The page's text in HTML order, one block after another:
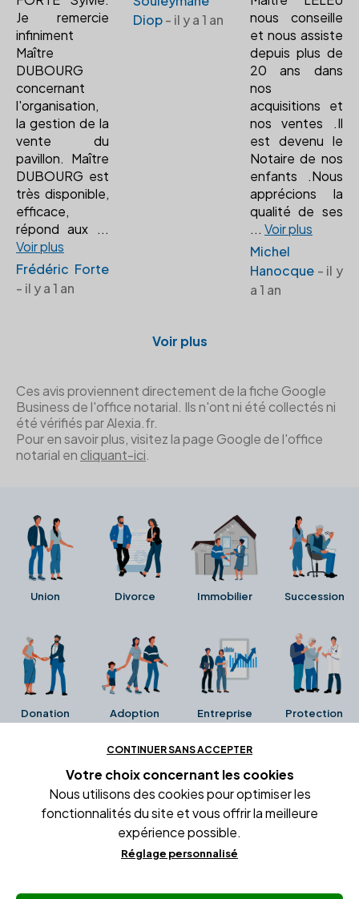
Je remercie
infiniment
Maître
DUBOURG
concernant
l'organisation,
la gestion de la
vente du
pavillon. Maître
DUBOURG est
très disponible,
efficace,
répond aux ...
Voir plus
Frédéric Forte
- il y a 1 an
Diop- il y a 1 an
nous conseille
et nous assiste
depuis plus de
20 ans dans
nos
acquisitions et
nos ventes .Il
est devenu le
Notaire de nos
enfants .Nous
apprécions la
qualité de ses
... Voir plus
Michel
Hanocque - il y
a 1 an
Voir plus
Ces avis proviennent directement de la fiche Google
Business de l'office notarial. Ils n'ont ni été collectés ni
été vérifiés par Alexia.fr.
Pour en savoir plus, visitez la page Google de l'office
notarial en cliquant-ici.
Union Divorce Immobilier Succession
Donation Adoption Entreprise Protection
Ces avis proviennent directement de la fiche Google
Business de l'office notarial. Ils n'ont ni été collectés ni
été vérifiés par Alexia.fr.
Conditions générales d'utilisation
Gestion des cookies
CONTINUER SANS ACCEPTER
Votre choix concernant les cookies
Nous utilisons des cookies pour optimiser les
fonctionnalités du site et vous offrir la meilleure
expérience possible.
Réglage personnalisé